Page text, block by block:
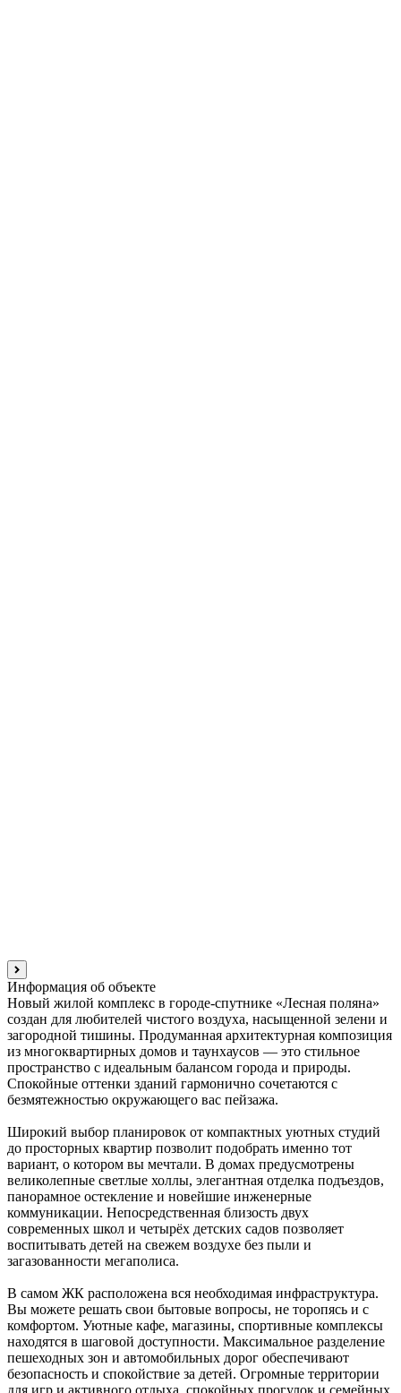
Информация об объекте
Новый жилой комплекс в городе-спутнике «Лесная поляна»
создан для любителей чистого воздуха, насыщенной зелени и
загородной тишины. Продуманная архитектурная композиция
из многоквартирных домов и таунхаусов — это стильное
пространство с идеальным балансом города и природы.
Спокойные оттенки зданий гармонично сочетаются с
безмятежностью окружающего вас пейзажа.
Широкий выбор планировок от компактных уютных студий
до просторных квартир позволит подобрать именно тот
вариант, о котором вы мечтали. В домах предусмотрены
великолепные светлые холлы, элегантная отделка подъездов,
панорамное остекление и новейшие инженерные
коммуникации. Непосредственная близость двух
современных школ и четырёх детских садов позволяет
воспитывать детей на свежем воздухе без пыли и
загазованности мегаполиса.
В самом ЖК расположена вся необходимая инфраструктура.
Вы можете решать свои бытовые вопросы, не торопясь и с
комфортом. Уютные кафе, магазины, спортивные комплексы
находятся в шаговой доступности. Максимальное разделение
пешеходных зон и автомобильных дорог обеспечивают
безопасность и спокойствие за детей. Огромные территории